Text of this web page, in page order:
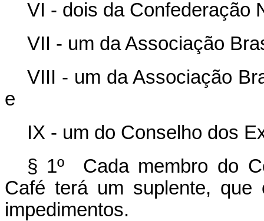
VI - dois da Confederação
VII - um da Associação
VIII - um da Associação
e
IX - um do Conselho dos
§ 1º Cada membro do
Café terá um suplente,
impedimentos.